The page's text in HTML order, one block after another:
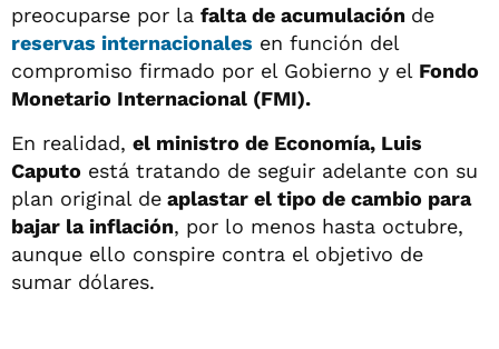
preocuparse por la falta de acumulación de
reservas internacionales en función del
compromiso firmado por el Gobierno y el Fondo
Monetario Internacional (FMI).
En realidad, el ministro de Economía, Luis
Caputo está tratando de seguir adelante con su
plan original de aplastar el tipo de cambio para
bajar la inflación, por lo menos hasta octubre,
aunque ello conspire contra el objetivo de
sumar dólares.